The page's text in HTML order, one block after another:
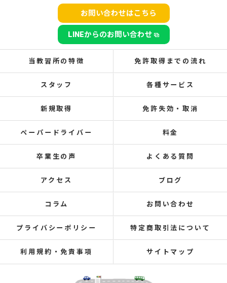
お問い合わせはこちら
LINEからのお問い合わせ
当教習所の特徴 免許取得までの流れ
スタッフ 各種サービス
新規取得 免許失効・取消
ペーパードライバー 料金
卒業生の声 よくある質問
アクセス ブログ
コラム お問い合わせ
プライバシーポリシー 特定商取引法について
利用規約・免責事項 サイトマップ